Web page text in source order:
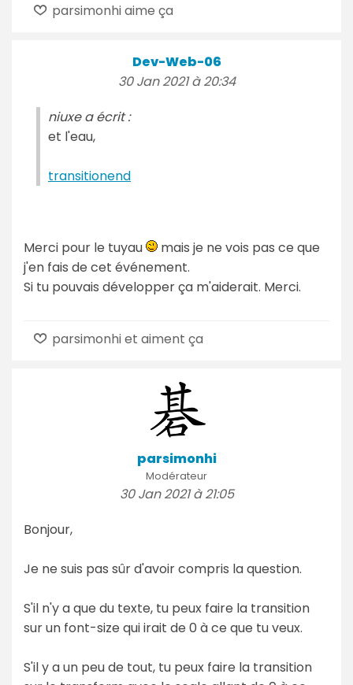
parsimonhi aime ça
Dev-Web-06
30 Jan 2021 à 20:34
niuxe a écrit :
et l'eau,
transitionend
Merci pour le tuyau
mais je ne vois pas ce que
j'en fais de cet événement.
Si tu pouvais développer ça m'aiderait. Merci.
parsimonhi et aiment ça
parsimonhi
Modérateur
30 Jan 2021 à 21:05
Bonjour,
Je ne suis pas sûr d'avoir compris la question.
S'il n'y a que du texte, tu peux faire la transition
sur un font-size qui irait de 0 à ce que tu veux.
S'il y a un peu de tout, tu peux faire la transition